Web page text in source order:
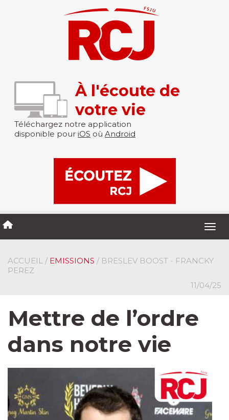
À l'écoute de
votre vie
Téléchargez notre application
disponible pour iOS où Android
ACCUEIL / EMISSIONS / BRESLEV BOOST - FRANCKY
PEREZ
11/04/25
Mettre de l’ordre
dans notre vie